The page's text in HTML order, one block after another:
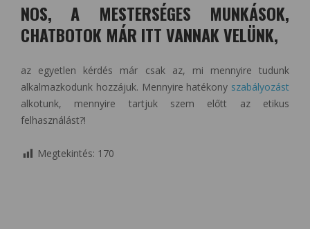
NOS, A MESTERSÉGES MUNKÁSOK,
CHATBOTOK MÁR ITT VANNAK VELÜNK,
az egyetlen kérdés már csak az, mi mennyire tudunk
alkalmazkodunk hozzájuk. Mennyire hatékony szabályozást
alkotunk, mennyire tartjuk szem előtt az etikus
felhasználást?!
Megtekintés: 170